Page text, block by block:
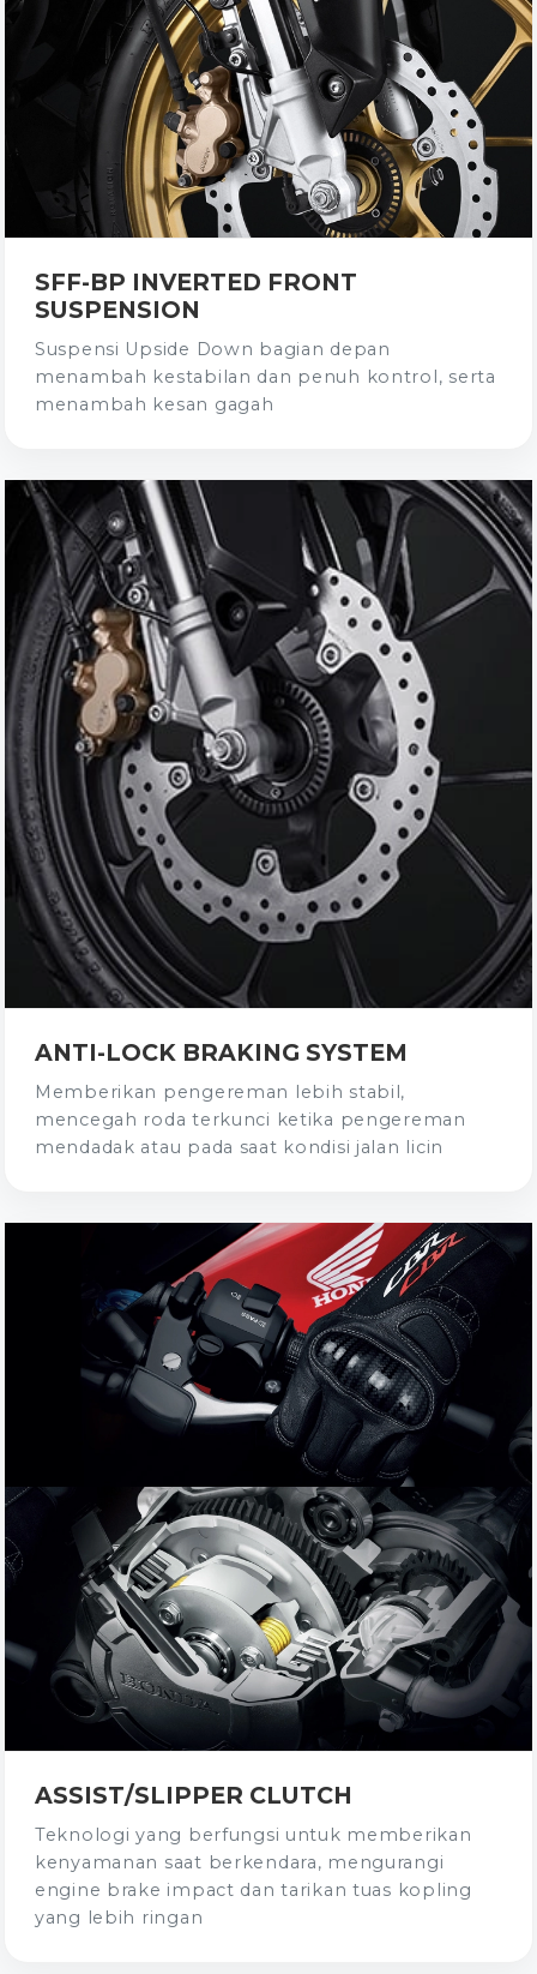
SFF-BP INVERTED FRONT
SUSPENSION
Suspensi Upside Down bagian depan
menambah kestabilan dan penuh kontrol, serta
menambah kesan gagah
ANTI-LOCK BRAKING SYSTEM
Memberikan pengereman lebih stabil,
mencegah roda terkunci ketika pengereman
mendadak atau pada saat kondisi jalan licin
ASSIST/SLIPPER CLUTCH
Teknologi yang berfungsi untuk memberikan
kenyamanan saat berkendara, mengurangi
engine brake impact dan tarikan tuas kopling
yang lebih ringan